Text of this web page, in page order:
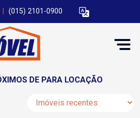
(015) 2101-0900
DE PARA LOCAÇÃO